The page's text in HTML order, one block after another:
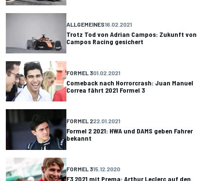
ALLGEMEINES16.02.2021
Trotz Tod von Adrian Campos: Zukunft von
Campos Racing gesichert
FORMEL 301.02.2021
Comeback nach Horrorcrash: Juan Manuel
Correa fährt 2021 Formel 3
FORMEL 222.01.2021
Formel 2 2021: HWA und DAMS geben Fahrer
bekannt
FORMEL 315.12.2020
F3 2021 mit Prema: Arthur Leclerc auf den